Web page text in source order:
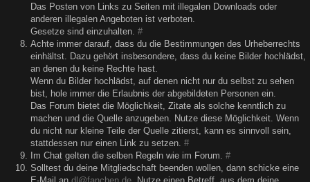
Das Posten von Links zu Seiten mit illegalen Downloads oder
anderen illegalen Angeboten ist verboten.
Gesetze sind einzuhalten. #
Achte immer darauf, dass du die Bestimmungen des Urheberrechts
einhältst. Dazu gehört insbesondere, dass du keine Bilder hochlädst,
an denen du keine Rechte hast.
Wenn du Bilder hochlädst, auf denen nicht nur du selbst zu sehen
bist, hole immer die Erlaubnis der abgebildeten Personen ein.
Das Forum bietet die Möglichkeit, Zitate als solche kenntlich zu
machen und die Quelle anzugeben. Nutze diese Möglichkeit. Wenn
du nicht nur kleine Teile der Quelle zitierst, kann es sinnvoll sein,
stattdessen nur einen Link zu setzen. #
Im Chat gelten die selben Regeln wie im Forum. #
Solltest du deine Mitgliedschaft beenden wollen, dann schicke eine